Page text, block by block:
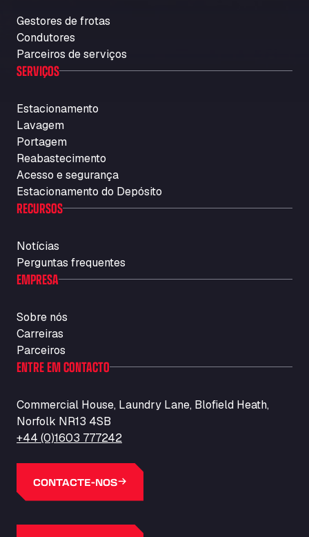
Gestores de frotas
Condutores
Parceiros de serviços
SERVIÇOS
Estacionamento
Lavagem
Portagem
Reabastecimento
Acesso e segurança
Estacionamento do Depósito
RECURSOS
Notícias
Perguntas frequentes
EMPRESA
Sobre nós
Carreiras
Parceiros
ENTRE EM CONTACTO
Commercial House, Laundry Lane, Blofield Heath,
Norfolk NR13 4SB
+44 (0)1603 777242
CONTACTE-NOS